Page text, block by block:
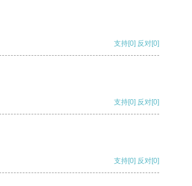
支持[0] 反对[0]
支持[0] 反对[0]
支持[0] 反对[0]